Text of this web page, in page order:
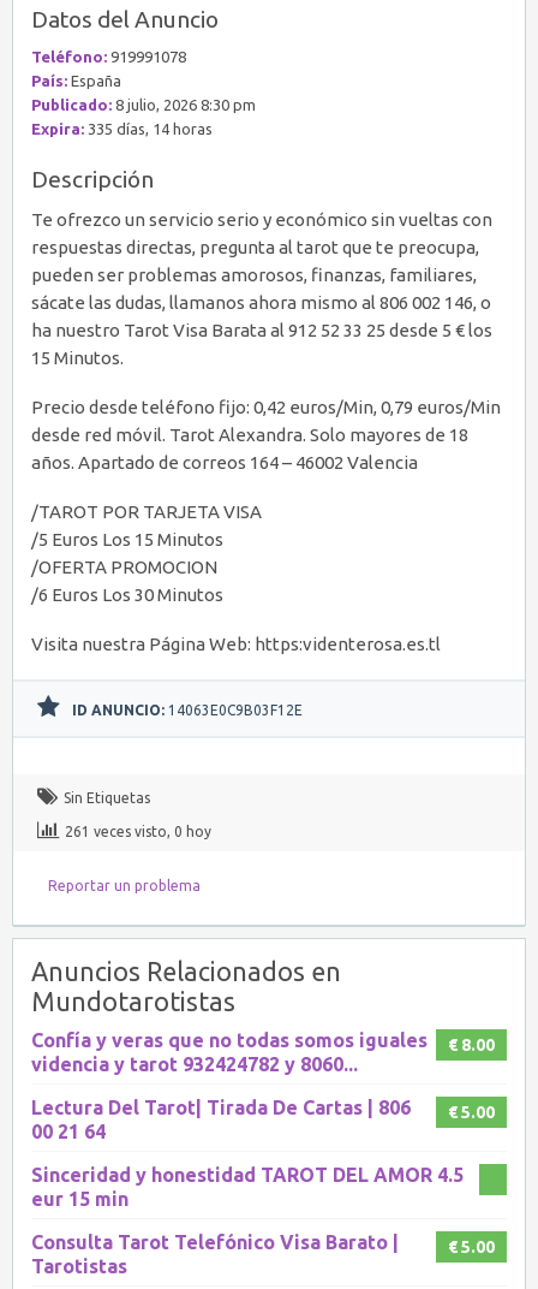
Datos del Anuncio
Teléfono: 919991078
País: España
Publicado: 8 julio, 2026 8:30 pm
Expira: 335 días, 14 horas
Descripción
Te ofrezco un servicio serio y económico sin vueltas con
respuestas directas, pregunta al tarot que te preocupa,
pueden ser problemas amorosos, finanzas, familiares,
sácate las dudas, llamanos ahora mismo al 806 002 146, o
ha nuestro Tarot Visa Barata al 912 52 33 25 desde 5 € los
15 Minutos.
Precio desde teléfono fijo: 0,42 euros/Min, 0,79 euros/Min
desde red móvil. Tarot Alexandra. Solo mayores de 18
años. Apartado de correos 164 – 46002 Valencia
/TAROT POR TARJETA VISA
/5 Euros Los 15 Minutos
/OFERTA PROMOCION
/6 Euros Los 30 Minutos
Visita nuestra Página Web: https:videnterosa.es.tl
ID ANUNCIO: 14063E0C9B03F12E
Sin Etiquetas
261 veces visto, 0 hoy
Reportar un problema
Anuncios Relacionados en
Mundotarotistas
€ 8.00
Confía y veras que no todas somos iguales
videncia y tarot 932424782 y 8060...
€ 5.00
Lectura Del Tarot| Tirada De Cartas | 806
00 21 64
Sinceridad y honestidad TAROT DEL AMOR 4.5
eur 15 min
€ 5.00
Consulta Tarot Telefónico Visa Barato |
Tarotistas